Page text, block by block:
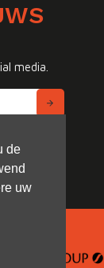
de
uw
media.